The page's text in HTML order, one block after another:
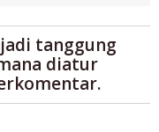
tanggung
diatur